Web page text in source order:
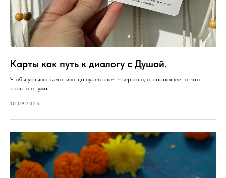
Карты как путь к диалогу с Душой.
Чтобы услышать его, иногда нужен ключ – зеркало, отражающее то, что
скрыто от ума.
10.09.2025